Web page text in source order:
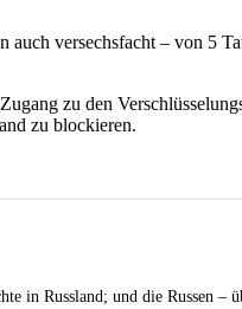
versechsfacht – von 5
zu den
zu blockieren.
in Russland; und die Russen –